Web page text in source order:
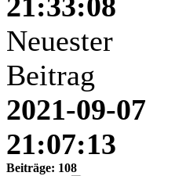
Neuester
Beitrag
2021-09-07
21:07:13
Beiträge: 108